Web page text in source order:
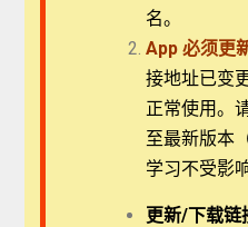
记住我
忘记密码？
名。
App必须更
接地址已变
正常使用。
至最新版本
学习不受影响
更新/下载链